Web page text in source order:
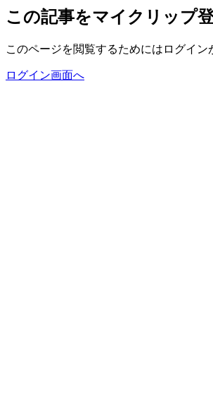
この記事をマイクリップ
このページを閲覧するためにはログイン
ログイン画面へ